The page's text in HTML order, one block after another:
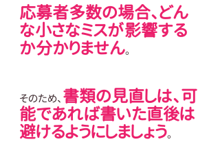
応募者多数の場合、どん
な小さなミスが影響する
か分かりません。
そのため、書類の見直しは、可
能であれば書いた直後は
避けるようにしましょう。